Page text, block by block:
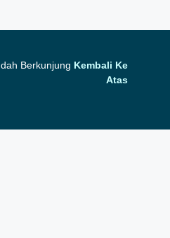
Berkunjung Kembali Ke
Atas